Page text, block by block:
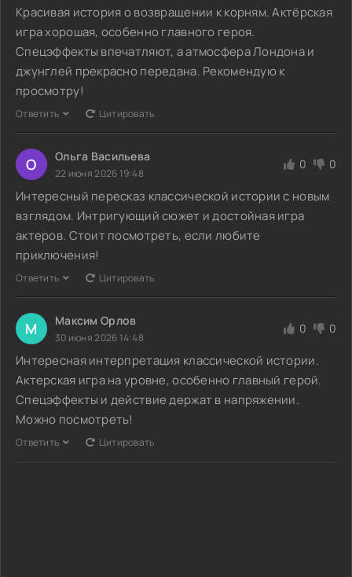
Красивая история о возвращении к корням. Актёрская
игра хорошая, особенно главного героя.
Спецэффекты впечатляют, а атмосфера Лондона и
джунглей прекрасно передана. Рекомендую к
просмотру!
Ответить Цитировать
О Ольга Васильева
22 июня 2026 19:48
0 0
Интересный пересказ классической истории с новым
взглядом. Интригующий сюжет и достойная игра
актеров. Стоит посмотреть, если любите
приключения!
Ответить Цитировать
М Максим Орлов
30 июня 2026 14:48
0 0
Интересная интерпретация классической истории.
Актерская игра на уровне, особенно главный герой.
Спецэффекты и действие держат в напряжении.
Можно посмотреть!
Ответить Цитировать